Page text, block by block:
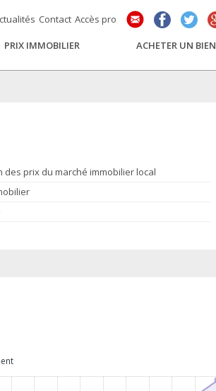
Contact Accès pro
PRIX IMMOBILIER ACHETER UN BIEN
prix du marché immobilier local